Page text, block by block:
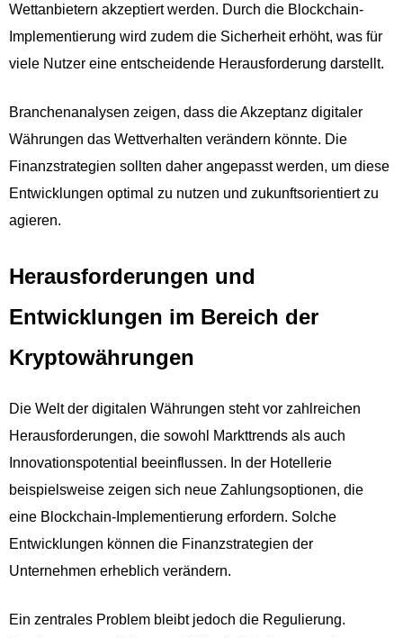
Wettanbietern akzeptiert werden. Durch die Blockchain-
Implementierung wird zudem die Sicherheit erhöht, was für
viele Nutzer eine entscheidende Herausforderung darstellt.
Branchenanalysen zeigen, dass die Akzeptanz digitaler
Währungen das Wettverhalten verändern könnte. Die
Finanzstrategien sollten daher angepasst werden, um diese
Entwicklungen optimal zu nutzen und zukunftsorientiert zu
agieren.
Herausforderungen und
Entwicklungen im Bereich der
Kryptowährungen
Die Welt der digitalen Währungen steht vor zahlreichen
Herausforderungen, die sowohl Markttrends als auch
Innovationspotential beeinflussen. In der Hotellerie
beispielsweise zeigen sich neue Zahlungsoptionen, die
eine Blockchain-Implementierung erfordern. Solche
Entwicklungen können die Finanzstrategien der
Unternehmen erheblich verändern.
Ein zentrales Problem bleibt jedoch die Regulierung.